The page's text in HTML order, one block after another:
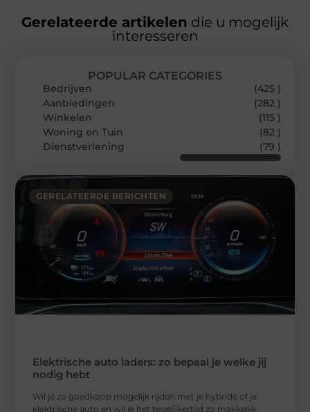
Gerelateerde artikelen die u mogelijk
interesseren
GERELATEERDE BERICHTEN
Elektrische auto laders: zo bepaal je welke jij
nodig hebt
Wil je zo goedkoop mogelijk rijden met je hybride of je
elektrische auto en wil je het tegelijkertijd zo makkelijk
POPULAR CATEGORIES
Bedrijven
(425 )
Aanbiedingen
(282 )
Winkelen
(115 )
Woning en Tuin
(82 )
Dienstverlening
(79 )